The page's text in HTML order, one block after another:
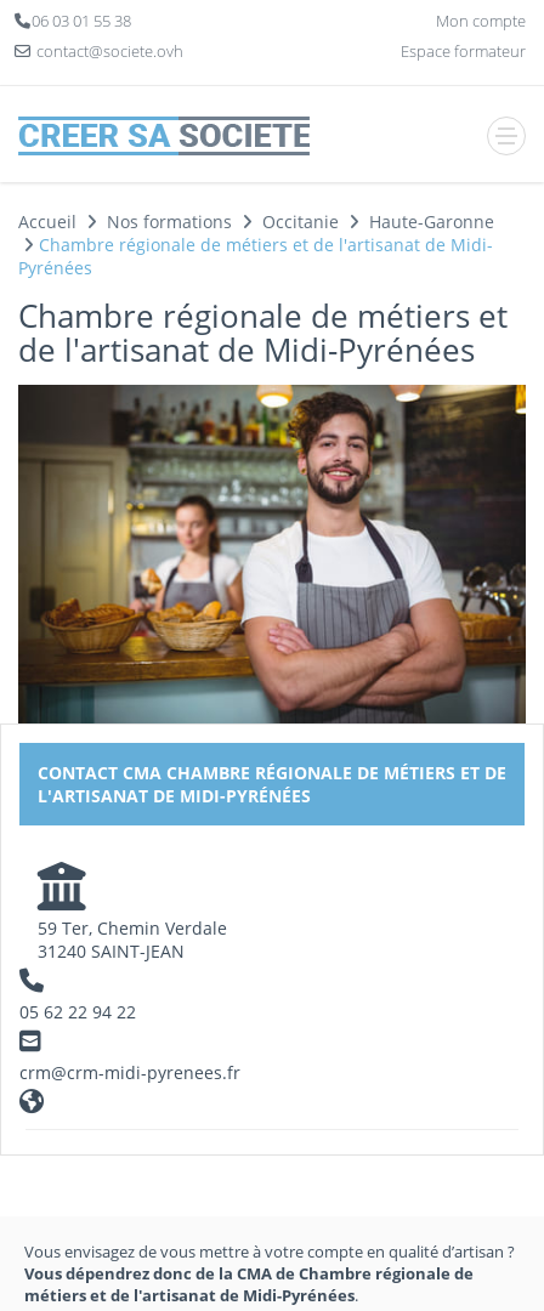
06 03 01 55 38
contact@societe.ovh
Mon compte
Espace formateur
Accueil Nos formations Occitanie
Haute-Garonne
Chambre régionale de métiers et de l'artisanat de Midi-
Pyrénées
Chambre régionale de métiers et
de l'artisanat de Midi-Pyrénées
CONTACT CMA CHAMBRE RÉGIONALE DE MÉTIERS ET DE
L'ARTISANAT DE MIDI-PYRÉNÉES
59 Ter, Chemin Verdale
31240 SAINT-JEAN
05 62 22 94 22
crm@crm-midi-pyrenees.fr
Vous envisagez de vous mettre à votre compte en qualité d’artisan ?
Vous dépendrez donc de la CMA de Chambre régionale de
métiers et de l'artisanat de Midi-Pyrénées.
Panneau de gestion des cookies